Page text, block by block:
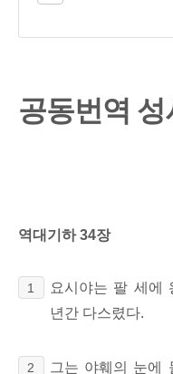
공동번역 성
역대기하 34장
1
요시야는 팔 세에
년간 다스렸다.
2
그는 야훼의 눈에